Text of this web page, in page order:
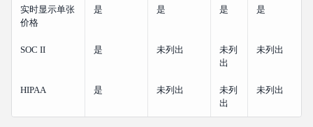
实时显示单张
价格
是 是 是 是
SOC II 是 未列出
未列
出
未列出
HIPAA 是 未列出
未列
出
未列出